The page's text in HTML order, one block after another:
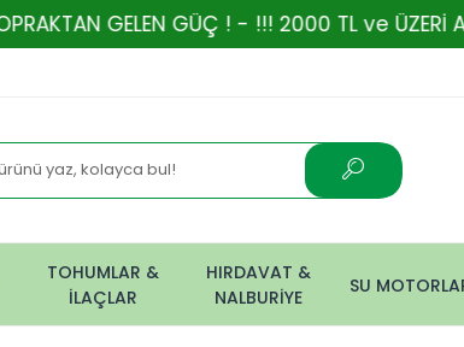
GÜÇ ! - !!! 2000 TL ve ÜZERİ
TOHUMLAR &
İLAÇLAR
HIRDAVAT &
NALBURİYE
SU